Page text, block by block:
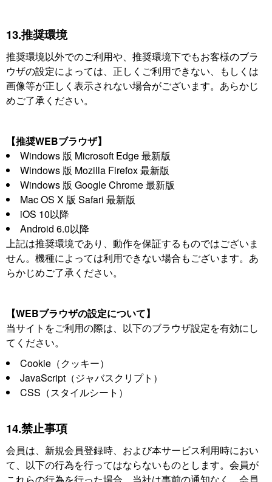
13.推奨環境
推奨環境以外でのご利用や、推奨環境下でもお客様のブラ
ウザの設定によっては、正しくご利用できない、もしくは
画像等が正しく表示されない場合がございます。あらかじ
めご了承ください。
【推奨WEBブラウザ】
Windows 版 Microsoft Edge 最新版
Windows 版 Mozilla Firefox 最新版
Windows 版 Google Chrome 最新版
Mac OS X 版 Safari 最新版
iOS 10以降
Android 6.0以降
上記は推奨環境であり、動作を保証するものではございま
せん。機種によっては利用できない場合もございます。あ
らかじめご了承ください。
【WEBブラウザの設定について】
当サイトをご利用の際は、以下のブラウザ設定を有効にし
てください。
Cookie（クッキー）
JavaScript（ジャバスクリプト）
CSS（スタイルシート）
14.禁止事項
会員は、新規会員登録時、および本サービス利用時におい
て、以下の行為を行ってはならないものとします。会員が